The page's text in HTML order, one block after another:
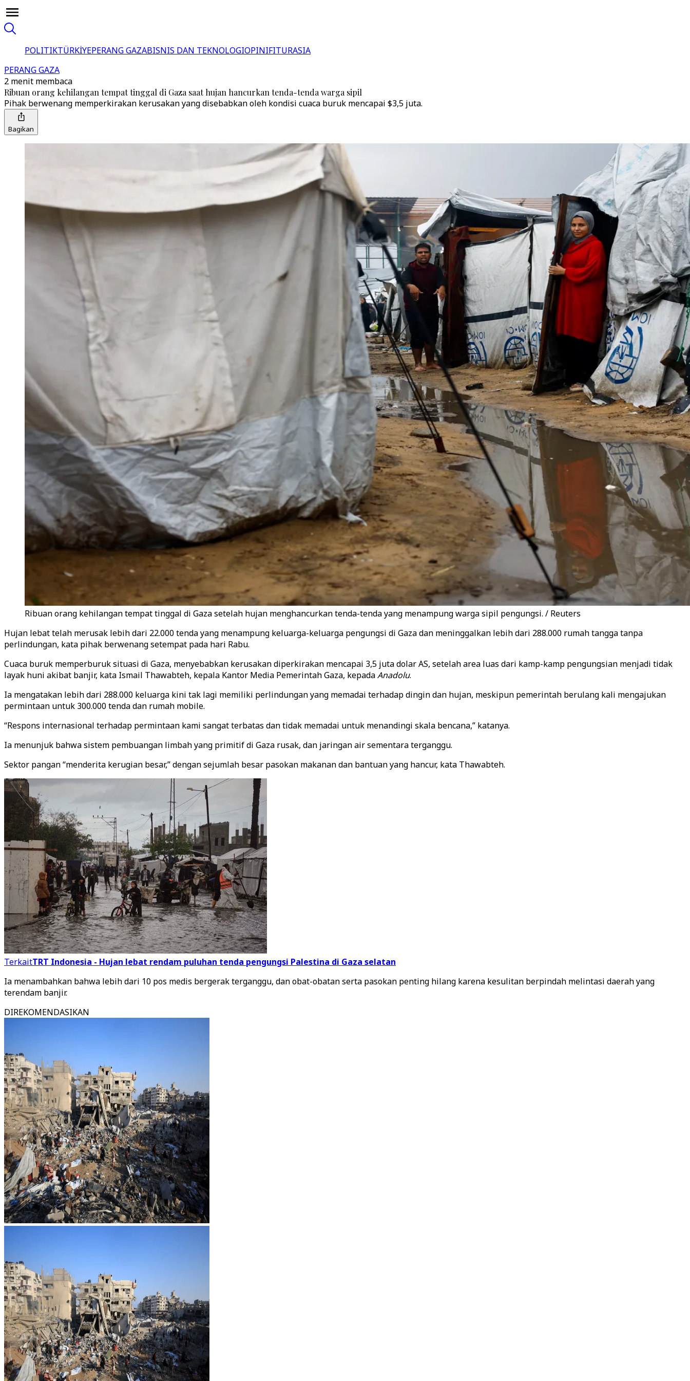
POLITIKTÜRKİYEPERANG GAZABISNIS DAN TEKNOLOGIOPINIFITURASIA
PERANG GAZA
2 menit membaca
Ribuan orang kehilangan tempat tinggal di Gaza saat hujan hancurkan tenda-tenda warga sipil
Pihak berwenang memperkirakan kerusakan yang disebabkan oleh kondisi cuaca buruk mencapai $3,5 juta.
Bagikan
Ribuan orang kehilangan tempat tinggal di Gaza setelah hujan menghancurkan tenda-tenda yang menampung warga sipil pengungsi. / Reuters
Hujan lebat telah merusak lebih dari 22.000 tenda yang menampung keluarga-keluarga pengungsi di Gaza dan meninggalkan lebih dari 288.000 rumah tangga tanpa
perlindungan, kata pihak berwenang setempat pada hari Rabu.
Cuaca buruk memperburuk situasi di Gaza, menyebabkan kerusakan diperkirakan mencapai 3,5 juta dolar AS, setelah area luas dari kamp-kamp pengungsian menjadi tidak
layak huni akibat banjir, kata Ismail Thawabteh, kepala Kantor Media Pemerintah Gaza, kepadaAnadolu.
Ia mengatakan lebih dari 288.000 keluarga kini tak lagi memiliki perlindungan yang memadai terhadap dingin dan hujan, meskipun pemerintah berulang kali mengajukan
permintaan untuk 300.000 tenda dan rumah mobile.
“Respons internasional terhadap permintaan kami sangat terbatas dan tidak memadai untuk menandingi skala bencana,” katanya.
Ia menunjuk bahwa sistem pembuangan limbah yang primitif di Gaza rusak, dan jaringan air sementara terganggu.
Sektor pangan “menderita kerugian besar,” dengan sejumlah besar pasokan makanan dan bantuan yang hancur, kata Thawabteh.
TerkaitTRT Indonesia - Hujan lebat rendam puluhan tenda pengungsi Palestina di Gaza selatan
Ia menambahkan bahwa lebih dari 10 pos medis bergerak terganggu, dan obat-obatan serta pasokan penting hilang karena kesulitan berpindah melintasi daerah yang
terendam banjir.
DIREKOMENDASIKAN